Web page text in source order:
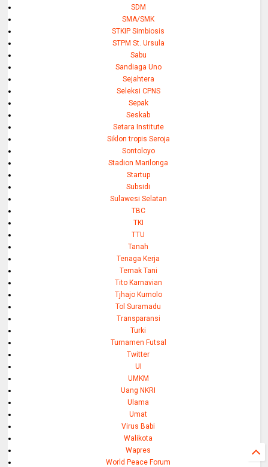
SDM
SMA/SMK
STKIP Simbiosis
STPM St. Ursula
Sabu
Sandiaga Uno
Sejahtera
Seleksi CPNS
Sepak
Seskab
Setara Institute
Siklon tropis Seroja
Sontoloyo
Stadion Marilonga
Startup
Subsidi
Sulawesi Selatan
TBC
TKI
TTU
Tanah
Tenaga Kerja
Ternak Tani
Tito Karnavian
Tjhajo Kumolo
Tol Suramadu
Transparansi
Turki
Turnamen Futsal
Twitter
UI
UMKM
Uang NKRI
Ulama
Umat
Virus Babi
Walikota
Wapres
World Peace Forum